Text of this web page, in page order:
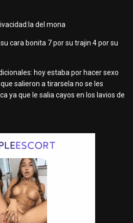
del mona
cara bonita 7 por su trajin 4 por su
hoy estaba por hacer sexo
salieron a tirarsela no se les
ya que le salia cayos en los lavios de